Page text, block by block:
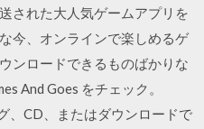
された大人気ゲームアプリを
今、オンラインで楽しめるゲ
ンロードできるものばかりな
And Goes をチェック。
、CD、またはダウンロードで